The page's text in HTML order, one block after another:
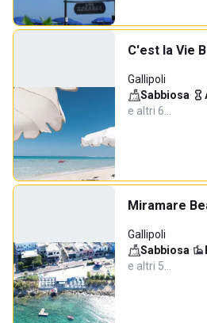
C'est la Vie
Gallipoli
Sabbiosa·
e altri 6…
Miramare
Gallipoli
Sabbiosa·
e altri 5…